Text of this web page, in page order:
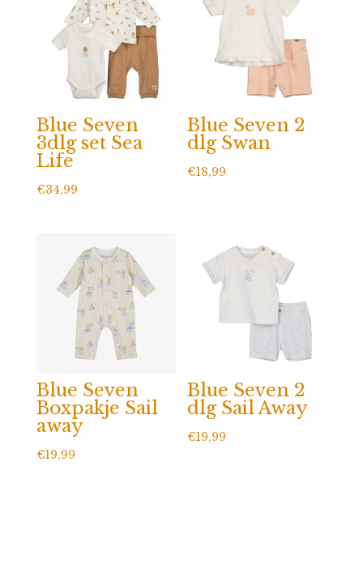
Blue Seven
3dlg set Sea
Life
€34,99
Blue Seven 2
dlg Swan
€18,99
Blue Seven
Boxpakje Sail
away
€19,99
Blue Seven 2
dlg Sail Away
€19,99